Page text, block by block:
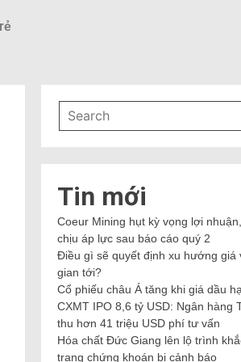
Tin mới
Coeur Mining hụt kỳ vọng lợi
chịu áp lực sau báo cáo quý 2
Điều gì sẽ quyết định xu hướng giá
gian tới?
Cổ phiếu châu Á tăng khi giá dầu
CXMT IPO 8,6 tỷ USD: Ngân hàng
thu hơn 41 triệu USD phí tư vấn
Hóa chất Đức Giang lên lộ trình
trạng chứng khoán bị cảnh báo